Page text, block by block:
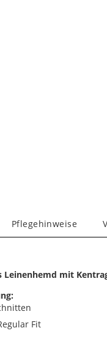
Pflegehinweise
Leinenhemd mit
Fit